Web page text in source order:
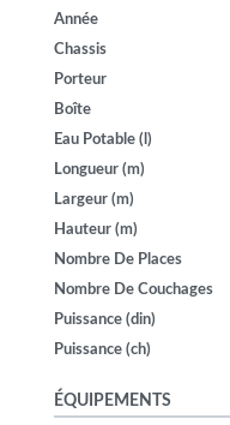
Année
Chassis
Porteur
Boîte
Eau Potable (l)
Longueur (m)
Largeur (m)
Hauteur (m)
Nombre De Places
Nombre De Couchages
Puissance (din)
Puissance (ch)
ÉQUIPEMENTS